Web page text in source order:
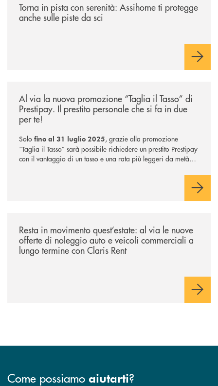
Torna in pista con serenità: Assihome ti protegge
anche sulle piste da sci
Al via la nuova promozione “Taglia il Tasso” di
Prestipay. Il prestito personale che si fa in due
per te!
Solo fino al 31 luglio 2025, grazie alla promozione
“Taglia il Tasso” sarà possibile richiedere un prestito Prestipay
con il vantaggio di un tasso e una rata più leggeri da metà
Resta in movimento quest’estate: al via le nuove
offerte di noleggio auto e veicoli commerciali a
lungo termine con Claris Rent
Come possiamo aiutarti?